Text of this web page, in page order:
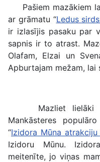
Pašiem mazākiem
ar grāmatu “Ledus
ir izlasījis pasaku par
sapnis ir to atrast.
Olafam, Elzai un
Apburtajam mežam, lai
Mazliet lielāki
Mankāsteres
“Izidora Mūna atrakciju
Izidoru Mūnu.
meitenīte, jo viņas